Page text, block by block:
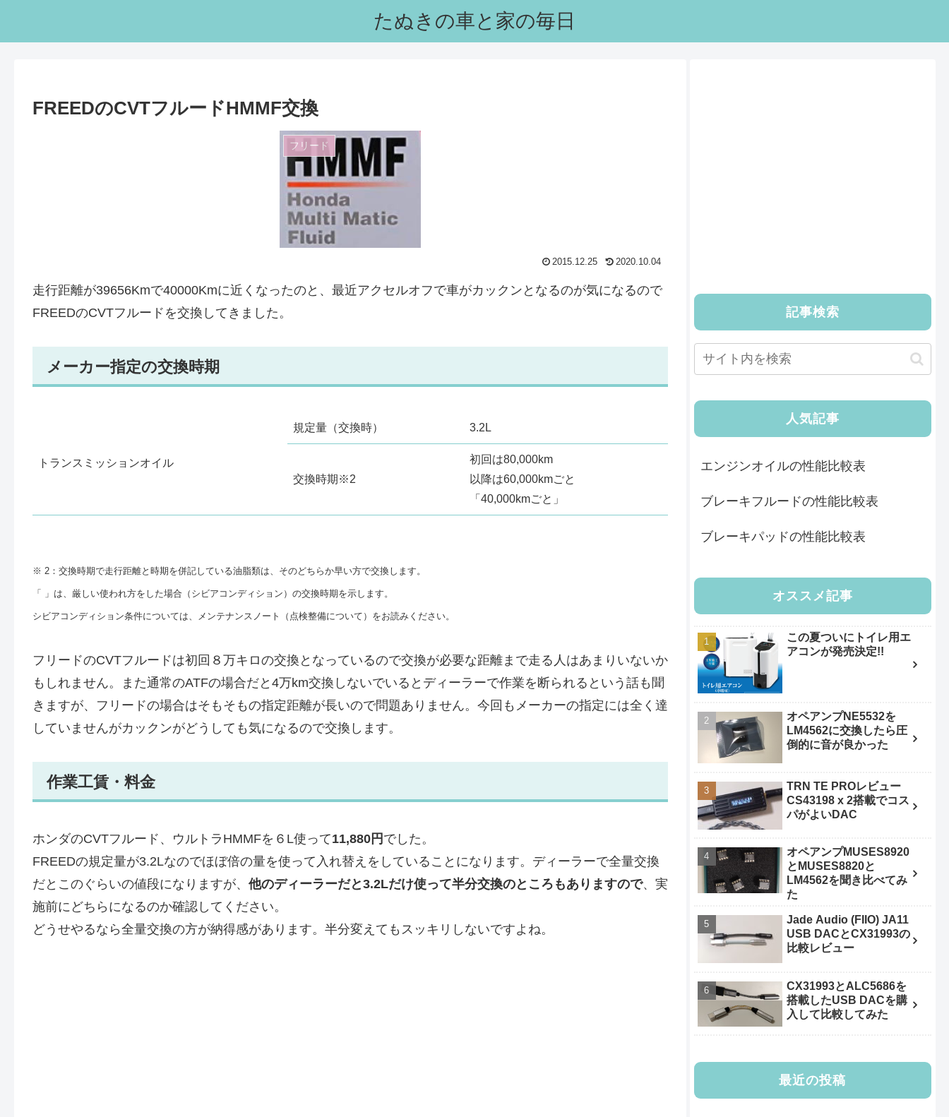
たぬきの車と家の毎日
FREEDのCVTフルードHMMF交換
フリード
2015.12.25 2020.10.04
走行距離が39656Kmで40000Kmに近くなったのと、最近アクセルオフで車がカックンとなるのが気になるので
FREEDのCVTフルードを交換してきました。
メーカー指定の交換時期
トランスミッションオイル
規定量（交換時） 3.2L
交換時期※2
初回は80,000km
以降は60,000kmごと
「40,000kmごと」
※ 2：交換時期で走行距離と時期を併記している油脂類は、そのどちらか早い方で交換します。
「 」は、厳しい使われ方をした場合（シビアコンディション）の交換時期を示します。
シビアコンディション条件については、メンテナンスノート（点検整備について）をお読みください。
フリードのCVTフルードは初回８万キロの交換となっているので交換が必要な距離まで走る人はあまりいないか
もしれません。また通常のATFの場合だと4万km交換しないでいるとディーラーで作業を断られるという話も聞
きますが、フリードの場合はそもそもの指定距離が長いので問題ありません。今回もメーカーの指定には全く達
していませんがカックンがどうしても気になるので交換します。
作業工賃・料金
ホンダのCVTフルード、ウルトラHMMFを６L使って11,880円 でした。
FREEDの規定量が3.2Lなのでほぼ倍の量を使って入れ替えをしていることになります。ディーラーで全量交換
だとこのぐらいの値段になりますが、 他のディーラーだと3.2Lだけ使って半分交換のところもありますので、実
施前にどちらになるのか確認してください。
どうせやるなら全量交換の方が納得感があります。半分変えてもスッキリしないですよね。
記事検索
人気記事
エンジンオイルの性能比較表
ブレーキフルードの性能比較表
ブレーキパッドの性能比較表
オススメ記事
この夏ついにトイレ用エ
アコンが発売決定!!
オペアンプNE5532を
LM4562に交換したら圧
倒的に音が良かった
TRN TE PROレビュー
CS43198 x 2搭載でコス
パがよいDAC
オペアンプMUSES8920
とMUSES8820と
LM4562を聞き比べてみ
た
Jade Audio (FIIO) JA11
USB DACとCX31993の
比較レビュー
CX31993とALC5686を
搭載したUSB DACを購
入して比較してみた
最近の投稿